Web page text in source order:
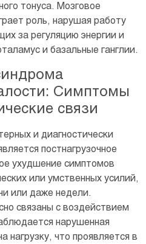
тонуса. Мозговое
роль, нарушая работу
за регуляцию энергии и
и базальные ганглии.
Симптомы
связи
и диагностически
постнагрузочное
ухудшение симптомов
или умственных усилий,
или даже недели.
связаны с воздействием
нарушенная
нагрузку, что проявляется в